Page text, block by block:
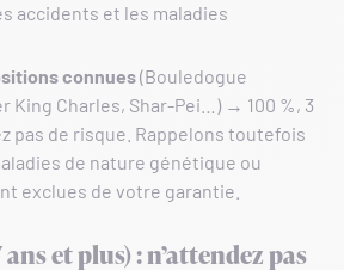
accidents et les maladies
connues(Bouledogue
King Charles, Shar-Pei…) → 100 %, 3
pas de risque. Rappelons toutefois
de nature génétique ou
exclues de votre garantie.
et plus) : n’attendez pas